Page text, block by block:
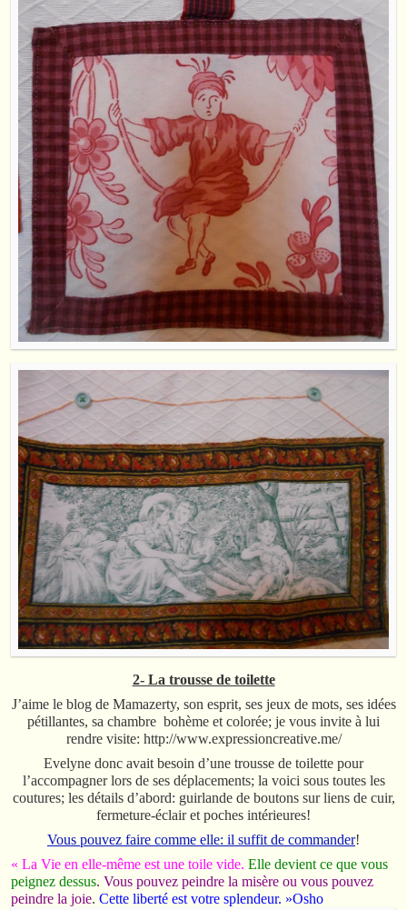
2- La trousse de toilette
J’aime le blog de Mamazerty, son esprit, ses jeux de mots, ses idées
pétillantes, sa chambre bohème et colorée; je vous invite à lui
rendre visite: http://www.expressioncreative.me/
Evelyne donc avait besoin d’une trousse de toilette pour
l’accompagner lors de ses déplacements; la voici sous toutes les
coutures; les détails d’abord: guirlande de boutons sur liens de cuir,
fermeture-éclair et poches intérieures!
Vous pouvez faire comme elle: il suffit de commander!
« La Vie en elle-même est une toile vide. Elle devient ce que vous
peignez dessus. Vous pouvez peindre la misère ou vous pouvez
peindre la joie. Cette liberté est votre splendeur. »Osho